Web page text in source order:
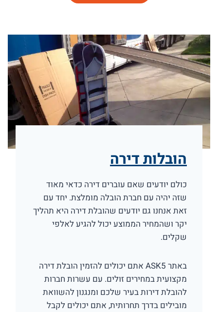
הובלות דירה
כולם יודעים שאם עוברים דירה כדאי מאוד
שזה יהיה עם חברת הובלה מומלצת. יחד עם
זאת אנחנו גם יודעים שהובלת דירה היא תהליך
יקר ושהמחיר הממוצע יכול להגיע לאלפי
שקלים.
באתר ASK5 אתם יכולים להזמין הובלת דירה
מקצועית במחירים זולים. עם עשרות חברות
להובלת דירות בעיר שלכם ומנגנון להשוואת
מובילים בדרך תחרותית, אתם יכולים לקבל